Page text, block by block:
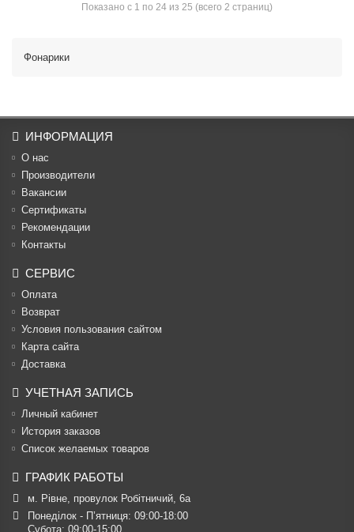
Показано с 1 по 24 из 25 (всего 2 страниц)
Фонарики
ИНФОРМАЦИЯ
О нас
Производители
Вакансии
Cертификаты
Рекомендации
Контакты
СЕРВИС
Оплата
Возврат
Условия пользования сайтом
Карта сайта
Доставка
УЧЕТНАЯ ЗАПИСЬ
Личный кабинет
История заказов
Список желаемых товаров
ГРАФИК РАБОТЫ
м. Рівне, провулок Робітничий, 6а
Понеділок - П’ятниця: 09:00-18:00
Субота: 09:00-15:00